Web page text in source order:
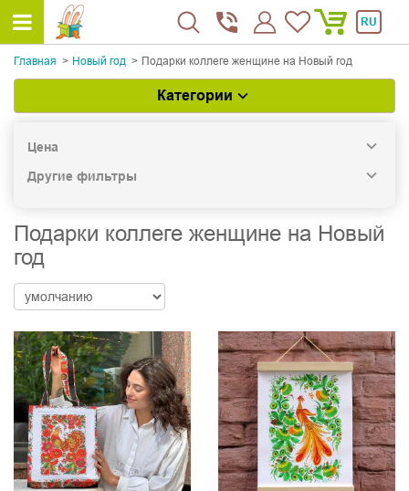
RU
Главная Новый год Подарки коллеге женщине на Новый год
Категории
Цена
Другие фильтры
Подарки коллеге женщине на Новый
год